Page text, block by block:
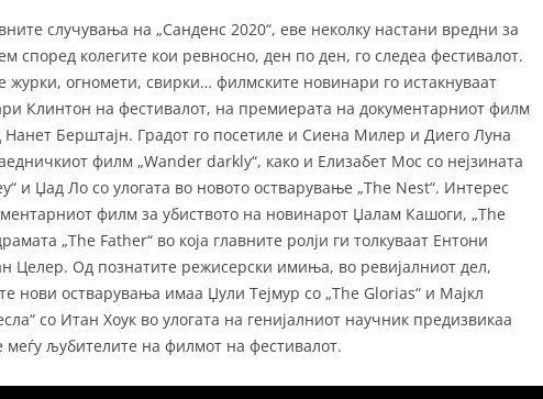
случувања на „Санденс 2020“, еве неколку настани вредни за
според колегите кои ревносно, ден по ден, го следеа фестивалот.
журки, огномети, свирки… филмските новинари го истакнуваат
Клинтон на фестивалот, на премиерата на документарниот филм
Берштајн. Градот го посетиле и Сиена Милер и Диего Луна
филм „Wander darkly“, како и Елизабет Мос со нејзината
и Џад Ло со улогата во новото остварување „The Nest“. Интерес
филм за убиството на новинарот Џалам Кашоги, „The
„The Father“ во која главните ролји ги толкуваат Ентони
Целер. Од познатите режисерски имиња, во ревијалниот дел,
нови остварувања имаа Џули Тејмур со „The Glorias“ и Мајкл
со Итан Хоук во улогата на генијалниот научник предизвикаа
љубителите на филмот на фестивалот.